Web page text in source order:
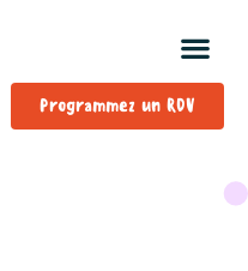
Programmez un RDV